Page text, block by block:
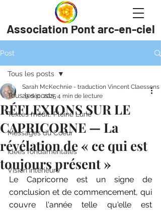
Association Pont arc-en-ciel
Post
Tous les posts
Textes médit. Pleine Lune
Messages du Coeur
Idées fondamentales
Vision intérieure
Tous les posts
RÉFLEXIONS SUR LE
CAPRICORNE — La
révélation de « ce qui est
toujours présent »
Sarah McKechnie - traduction Vincent Claessens
29 déc. 2025 4 min de lecture
Le Capricorne est un signe de
conclusion et de commencement, qui
couvre l'année telle qu'elle est